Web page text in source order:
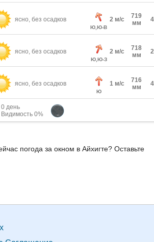
ясно, без осадков
Ю,Ю-В
2 м/с
719
мм
ясно, без осадков
Ю,Ю-З
2 м/с
718
мм
ясно, без осадков
Ю
1 м/с
716
мм
0 день
Видимость 0%
погода за окном в Айхигте? Оставьте